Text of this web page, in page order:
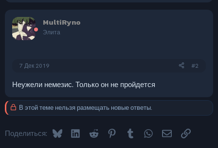
ц
и
и
MultiRyno
Элита
7 Дек 2019 #2
Неужели немезис. Только он не пройдется
В этой теме нельзя размещать новые ответы.
Поделиться: Bluesky LinkedInReddit PinterestTumblr WhatsApp
Электронная
Ссылка